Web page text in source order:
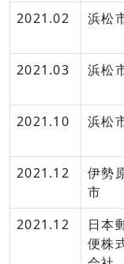
2021.02
浜松
2021.03
浜松
2021.10
浜松
2021.12
伊勢
市
2021.12
日本
便株